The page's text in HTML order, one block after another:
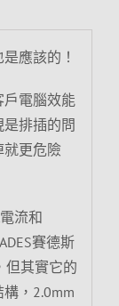
應該的！
電腦效能
排插的問
就更危險
流和
賽德斯
但其實它的
，2.0mm